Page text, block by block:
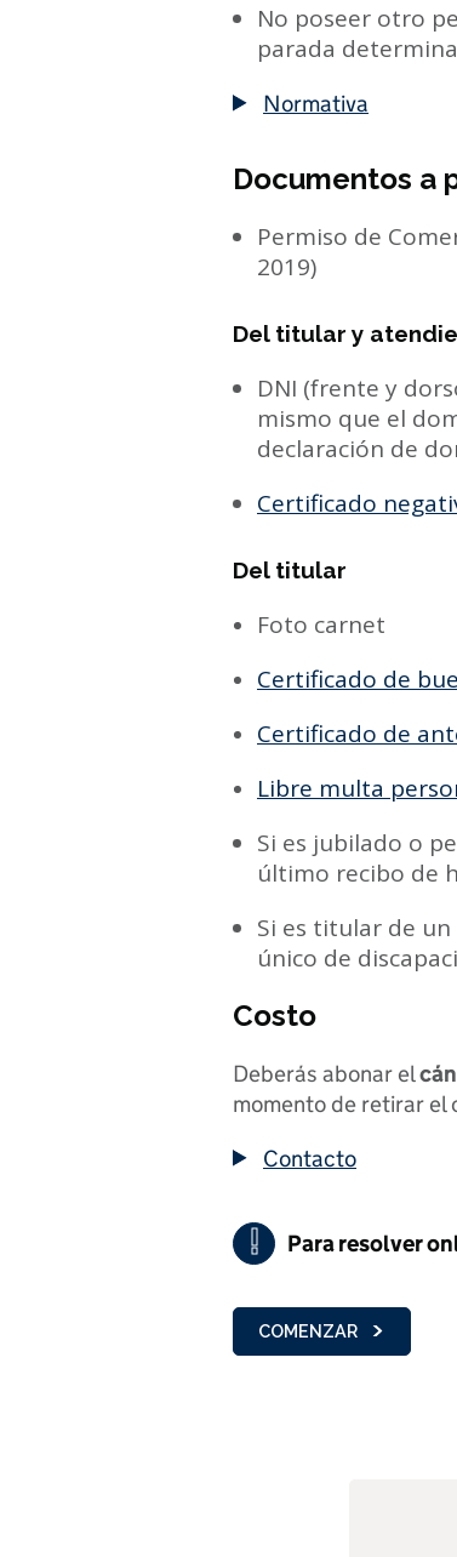
No poseer otro
parada
Normativa
Documentos a
Permiso de
2019)
Del titular y
DNI (frente y
mismo que el
declaración de
Certificado
Del titular
Foto carnet
Certificado de
Certificado de
Libre multa
Si es jubilado o
último recibo de
Si es titular de
único de
Costo
Deberás abonar el
momento de retirar el
Contacto
! Importante
Para resolver
COMENZAR